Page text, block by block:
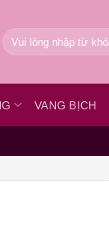
Tìm
kiếm:
VANG BỊCH